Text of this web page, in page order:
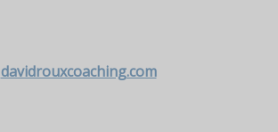
davidrouxcoaching.com